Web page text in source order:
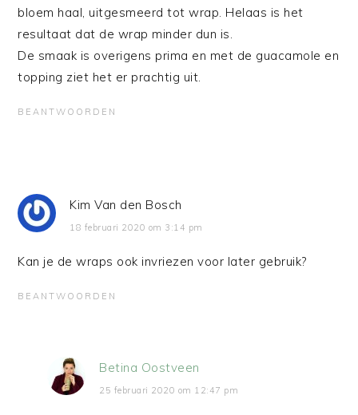
bloem haal, uitgesmeerd tot wrap. Helaas is het
resultaat dat de wrap minder dun is.
De smaak is overigens prima en met de guacamole en
topping ziet het er prachtig uit.
BEANTWOORDEN
Kim Van den Bosch
18 februari 2020 om 3:14 pm
Kan je de wraps ook invriezen voor later gebruik?
BEANTWOORDEN
Betina Oostveen
25 februari 2020 om 12:47 pm